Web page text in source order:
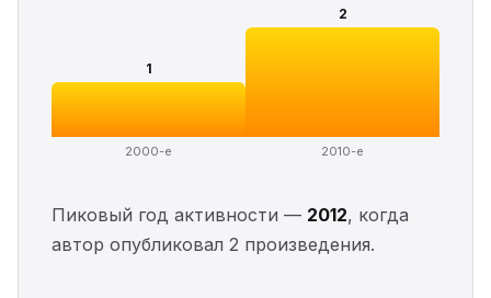
1
2000-е
2
2010-е
Пиковый год активности — 2012, когда
автор опубликовал 2 произведения.